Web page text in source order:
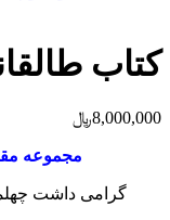
کتاب
8,000,000﷼
مجموعه
گرامی داشت